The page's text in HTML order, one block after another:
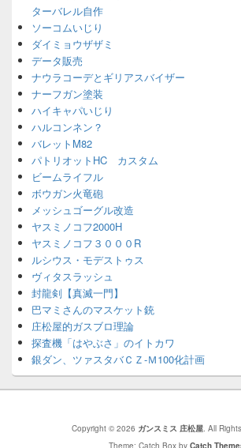
ターバレル自作
ソーコムいじり
ダイミョウザザミ
データ販売
ナウラコーデとギリアスバイザー
ナーフガン塗装
ハイキャパいじり
ハルコンネン？
バレットM82
パトリオットHC カスタム
ビームライフル
ボウガン火竜砲
メッシュゴーグル改造
ヤスミノコフ2000H
ヤスミノコフ３０００R
ルシウス・モデストゥス
ヴィタスラッシュ
封龍剣【真滅一門】
巴マミさんのマスケット銃
庄松屋的ガスブロ理論
探査機「はやぶさ」のイトカワ
銀ダン、ツァスタバＣＺ-Ｍ100化計画
Copyright © 2026 ガンスミス 庄松屋. All
Theme: Catch Box by Catch